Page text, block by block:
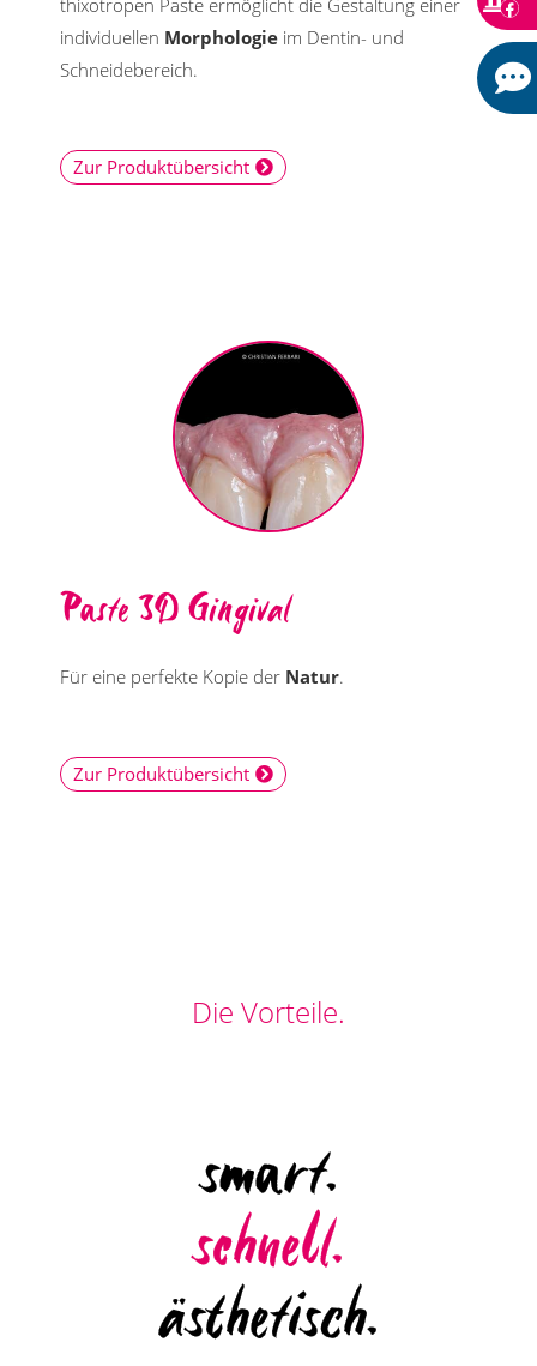
individuellen Morphologie im Dentin- und
Schneidebereich.
Zur Produktübersicht
Paste 3D Gingival
Für eine perfekte Kopie der Natur.
Zur Produktübersicht
Die Vorteile.
smart.
schnell.
ästhetisch.